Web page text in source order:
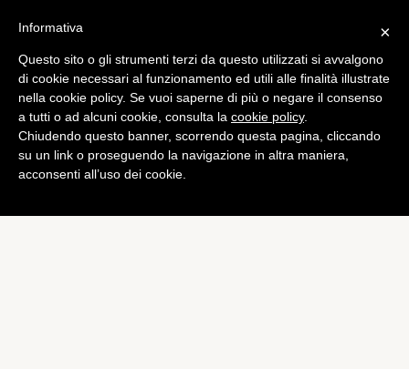
×
Informativa
Questo sito o gli strumenti terzi da questo utilizzati si avvalgono
di cookie necessari al funzionamento ed utili alle finalità illustrate
nella cookie policy. Se vuoi saperne di più o negare il consenso
a tutti o ad alcuni cookie, consulta la cookie policy.
Chiudendo questo banner, scorrendo questa pagina, cliccando
su un link o proseguendo la navigazione in altra maniera,
acconsenti all’uso dei cookie.